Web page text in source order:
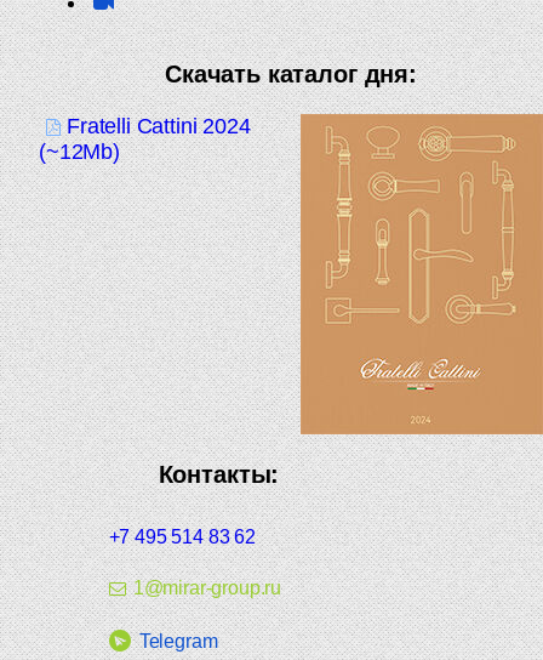
Скачать каталог дня:
Fratelli Cattini 2024
(~12Mb)
Контакты:
+7 495 514 83 62
1@mirar-group.ru
Telegram